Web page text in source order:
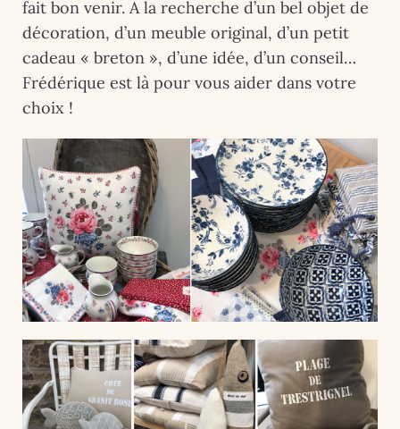
fait bon venir. A la recherche d’un bel objet de
décoration, d’un meuble original, d’un petit
cadeau « breton », d’une idée, d’un conseil…
Frédérique est là pour vous aider dans votre
choix !